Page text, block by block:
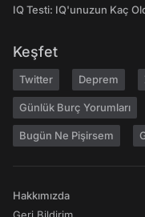
IQ Testi: IQ'unuzun Kaç
Keşfet
Twitter Deprem
Günlük Burç Yorumları
Bugün Ne Pişirsem
Hakkımızda